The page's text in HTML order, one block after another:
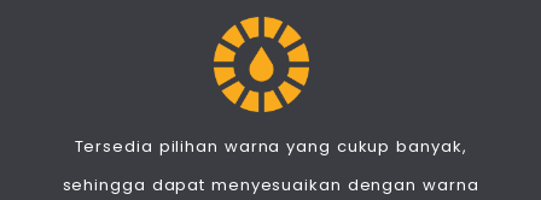
Tersedia pilihan warna yang cukup banyak,
sehingga dapat menyesuaikan dengan warna